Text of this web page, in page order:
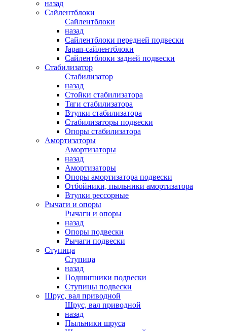
назад
Сайлентблоки
Сайлентблоки
назад
Сайлентблоки передней подвески
Japan-сайлентблоки
Сайлентблоки задней подвески
Стабилизатор
Стабилизатор
назад
Стойки стабилизатора
Тяги стабилизатора
Втулки стабилизатора
Стабилизаторы подвески
Опоры стабилизатора
Амортизаторы
Амортизаторы
назад
Амортизаторы
Опоры амортизатора подвески
Отбойники, пыльники амортизатора
Втулки рессорные
Рычаги и опоры
Рычаги и опоры
назад
Опоры подвески
Рычаги подвески
Ступица
Ступица
назад
Подшипники подвески
Ступицы подвески
Шрус, вал приводной
Шрус, вал приводной
назад
Пыльники шруса